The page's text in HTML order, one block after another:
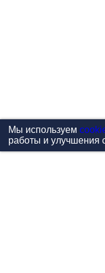
Мы используем
работы и улучшения